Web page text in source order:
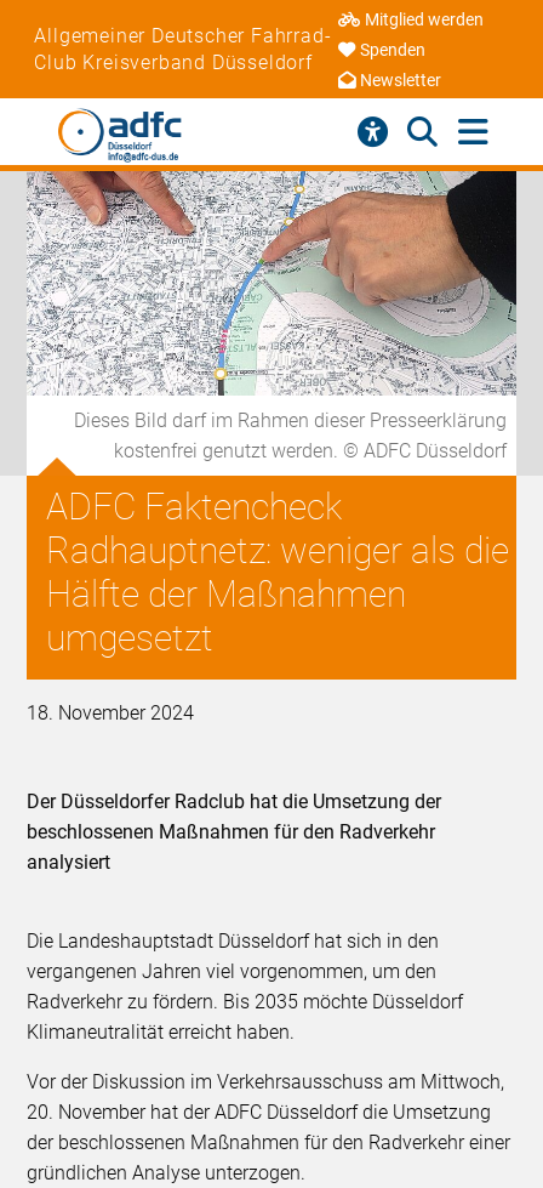
Allgemeiner Deutscher Fahrrad-
Club Kreisverband Düsseldorf
Mitglied werden
Spenden
Newsletter
Dieses Bild darf im Rahmen dieser Presseerklärung
kostenfrei genutzt werden. © ADFC Düsseldorf
ADFC Faktencheck
Radhauptnetz: weniger als die
Hälfte der Maßnahmen
umgesetzt
18. November 2024
Der Düsseldorfer Radclub hat die Umsetzung der
beschlossenen Maßnahmen für den Radverkehr
analysiert
Die Landeshauptstadt Düsseldorf hat sich in den
vergangenen Jahren viel vorgenommen, um den
Radverkehr zu fördern. Bis 2035 möchte Düsseldorf
Klimaneutralität erreicht haben.
Vor der Diskussion im Verkehrsausschuss am Mittwoch,
20. November hat der ADFC Düsseldorf die Umsetzung
der beschlossenen Maßnahmen für den Radverkehr einer
gründlichen Analyse unterzogen.